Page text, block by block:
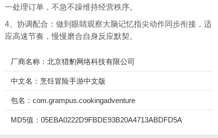
一处理订单，不急不躁维持经营秩序。
4、协调配合：做到眼睛观察大脑记忆指尖动作同步衔接，适
应高速节奏，慢慢磨合自身反应默契。
厂商名称：北京猎豹网络科技有限公司
中文名：烹饪冒险手游中文版
包名：com.grampus.cookingadventure
MD5值：05EBA0222D9FBDE93B20A4713ABDFD5A